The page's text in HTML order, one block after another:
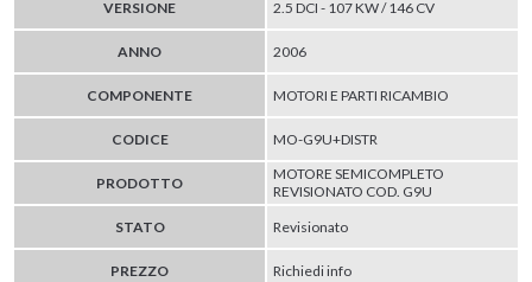
VERSIONE 2.5 DCI - 107 KW / 146 CV
ANNO 2006
COMPONENTE MOTORI E PARTI RICAMBIO
CODICE MO-G9U+DISTR
PRODOTTO
MOTORE SEMICOMPLETO
REVISIONATO COD. G9U
STATO
Revisionato
PREZZO Richiedi info